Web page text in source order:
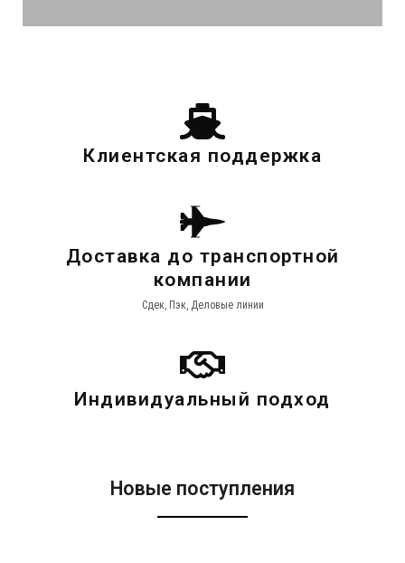
Клиентская поддержка
Доставка до транспортной
компании
Сдек, Пэк, Деловые линии
Индивидуальный подход
Новые поступления